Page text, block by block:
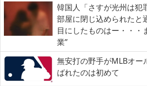
韓国人「さすが光州は犯
部屋に閉じ込められたと
目にしたものはー・・・
業”
無安打の野手がMLBオー
ばれたのは初めて